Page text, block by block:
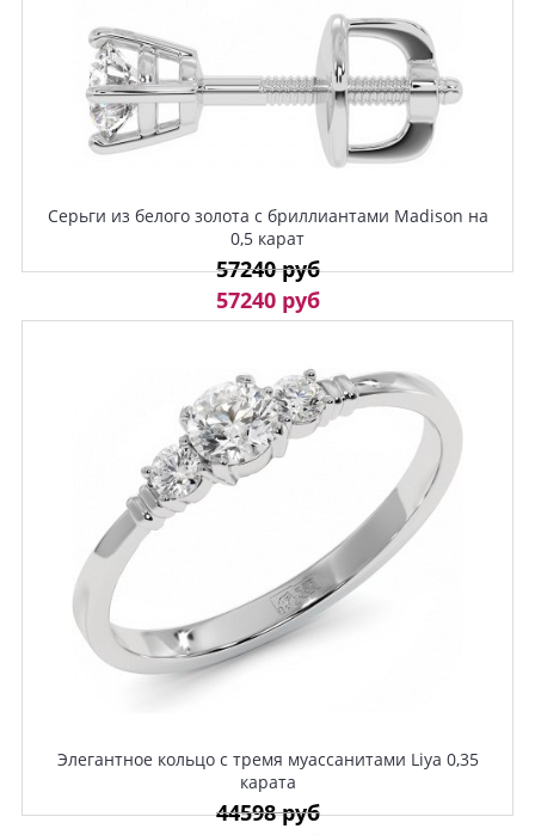
Серьги из белого золота с бриллиантами Madison на
0,5 карат
57240 руб
57240 руб
Элегантное кольцо с тремя муассанитами Liya 0,35
карата
44598 руб